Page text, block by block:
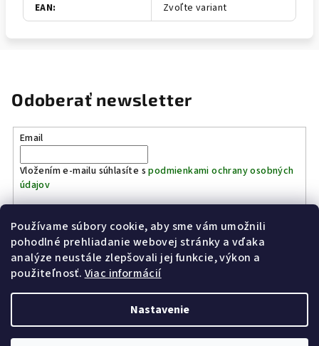
Používame súbory cookie, aby sme vám umožnili
pohodlné prehliadanie webovej stránky a vďaka
analýze neustále zlepšovali jej funkcie, výkon a
použiteľnosť. Viac informácií
Nastavenie
EAN: Zvoľte variant
Odoberať newsletter
Email
Vložením e-mailu súhlasíte spodmienkami ochrany osobných
údajov
Prihlásiť sa
Kinostrelnica Páleník